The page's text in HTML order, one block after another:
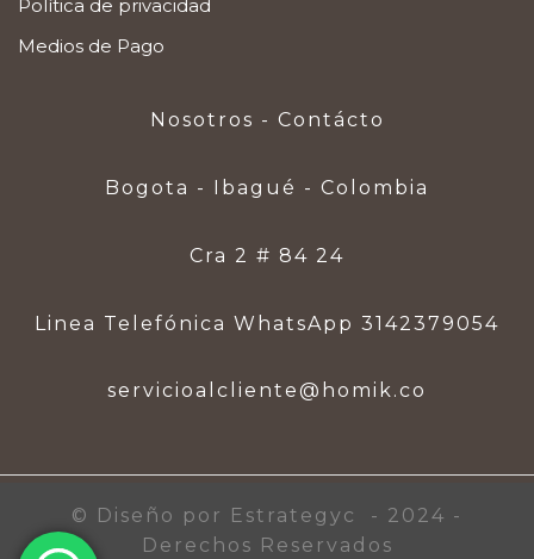
Política de privacidad
Medios de Pago
Nosotros - Contácto
Bogota - Ibagué - Colombia
Cra 2 # 84 24
Linea Telefónica WhatsApp 3142379054
servicioalcliente@homik.co
© Diseño por Estrategyc - 2024 -
Derechos Reservados